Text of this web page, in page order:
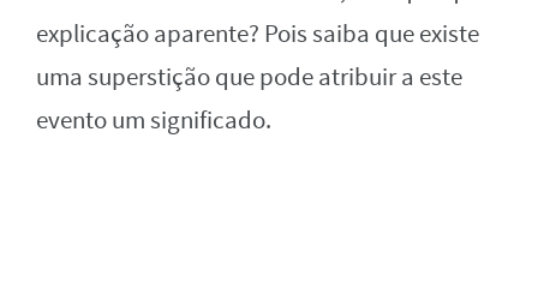
explicação aparente? Pois saiba que existe
uma superstição que pode atribuir a este
evento um significado.